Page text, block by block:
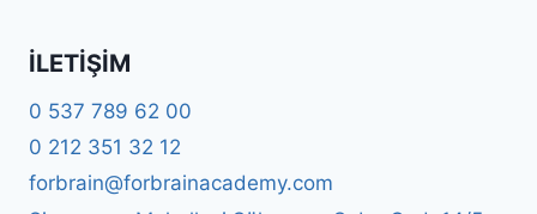
İLETIŞIM
0 537 789 62 00
0 212 351 32 12
forbrain@forbrainacademy.com